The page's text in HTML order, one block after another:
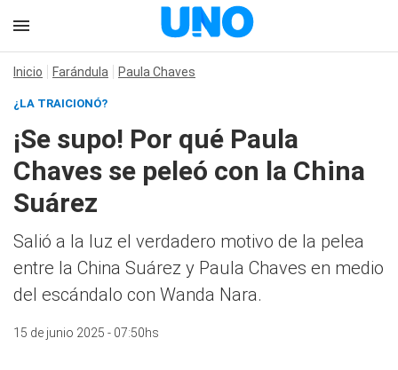
Inicio Farándula Paula Chaves
¿LA TRAICIONÓ?
¡Se supo! Por qué Paula
Chaves se peleó con la China
Suárez
Salió a la luz el verdadero motivo de la pelea
entre la China Suárez y Paula Chaves en medio
del escándalo con Wanda Nara.
15 de junio 2025 - 07:50hs